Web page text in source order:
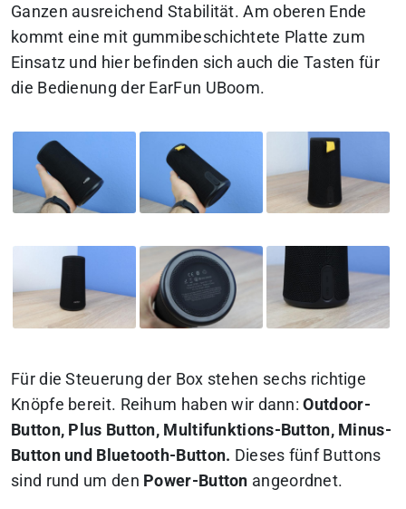
Ganzen ausreichend Stabilität. Am oberen Ende
kommt eine mit gummibeschichtete Platte zum
Einsatz und hier befinden sich auch die Tasten für
die Bedienung der EarFun UBoom.
Für die Steuerung der Box stehen sechs richtige
Knöpfe bereit. Reihum haben wir dann:Outdoor-
Button, Plus Button, Multifunktions-Button, Minus-
Button und Bluetooth-Button. Dieses fünf Buttons
sind rund um den Power-Button angeordnet.